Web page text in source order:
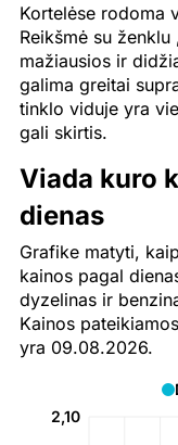
Kortelėse rodoma
Reikšmė su
mažiausios ir
galima greitai
tinklo viduje yra
gali skirtis.
Viada kuro
dienas
Grafike matyti,
kainos pagal
dyzelinas ir
Kainos
yra 09.08.2026.
2,10